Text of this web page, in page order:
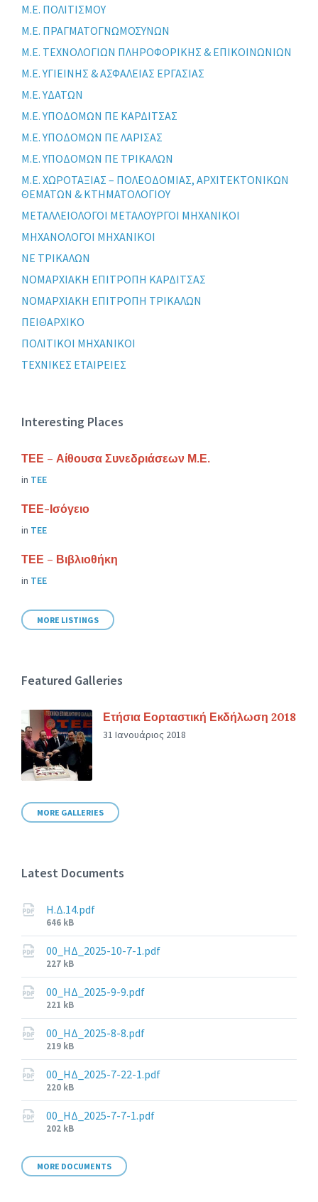
Μ.Ε. ΠΟΛΙΤΙΣΜΟΥ
Μ.Ε. ΠΡΑΓΜΑΤΟΓΝΩΜΟΣΥΝΩΝ
Μ.Ε. ΤΕΧΝΟΛΟΓΙΩΝ ΠΛΗΡΟΦΟΡΙΚΗΣ & ΕΠΙΚΟΙΝΩΝΙΩΝ
Μ.Ε. ΥΓΙΕΙΝΗΣ & ΑΣΦΑΛΕΙΑΣ ΕΡΓΑΣΙΑΣ
Μ.Ε. ΥΔΑΤΩΝ
Μ.Ε. ΥΠΟΔΟΜΩΝ ΠΕ ΚΑΡΔΙΤΣΑΣ
Μ.Ε. ΥΠΟΔΟΜΩΝ ΠΕ ΛΑΡΙΣΑΣ
Μ.Ε. ΥΠΟΔΟΜΩΝ ΠΕ ΤΡΙΚΑΛΩΝ
Μ.Ε. ΧΩΡΟΤΑΞΙΑΣ – ΠΟΛΕΟΔΟΜΙΑΣ, ΑΡΧΙΤΕΚΤΟΝΙΚΩΝ
ΘΕΜΑΤΩΝ & ΚΤΗΜΑΤΟΛΟΓΙΟΥ
ΜΕΤΑΛΛΕΙΟΛΟΓΟΙ ΜΕΤΑΛΟΥΡΓΟΙ ΜΗΧΑΝΙΚΟΙ
ΜΗΧΑΝΟΛΟΓΟΙ ΜΗΧΑΝΙΚΟΙ
ΝΕ ΤΡΙΚΑΛΩΝ
ΝΟΜΑΡΧΙΑΚΗ ΕΠΙΤΡΟΠΗ ΚΑΡΔΙΤΣΑΣ
ΝΟΜΑΡΧΙΑΚΗ ΕΠΙΤΡΟΠΗ ΤΡΙΚΑΛΩΝ
ΠΕΙΘΑΡΧΙΚΟ
ΠΟΛΙΤΙΚΟΙ ΜΗΧΑΝΙΚΟΙ
ΤΕΧΝΙΚΕΣ ΕΤΑΙΡΕΙΕΣ
Interesting Places
ΤΕΕ – Αίθουσα Συνεδριάσεων Μ.Ε.
in ΤΕΕ
ΤΕΕ-Ισόγειο
in ΤΕΕ
ΤΕΕ – Βιβλιοθήκη
in ΤΕΕ
MORE LISTINGS
Featured Galleries
Ετήσια Εορταστική Εκδήλωση 2018
31 Ιανουάριος 2018
MORE GALLERIES
Latest Documents
Η.Δ.14.pdf
File
size:
646 kB
00_ΗΔ_2025-10-7-1.pdf
File
size:
227 kB
00_ΗΔ_2025-9-9.pdf
File
size:
221 kB
00_ΗΔ_2025-8-8.pdf
File
size:
219 kB
00_ΗΔ_2025-7-22-1.pdf
File
size:
220 kB
00_ΗΔ_2025-7-7-1.pdf
File
202 kB
MORE DOCUMENTS